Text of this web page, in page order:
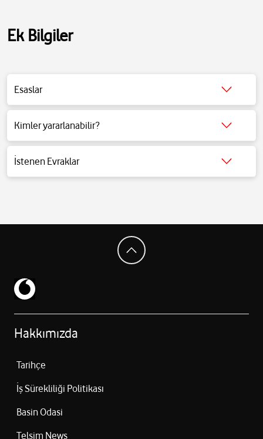
Ek Bilgiler
Esaslar
Detaylı bilgi için tıklayınız.
Kimler yararlanabilir?
Detaylı bilgi için tıklayınız.
İstenen Evraklar
Detaylı bilgi için tıklayınız.
Hakkımızda
Tarihçe
İş Sürekliliği Politikası
Basin Odasi
Telsim News